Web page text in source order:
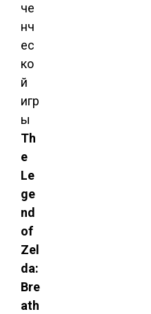
че
нч
ес
ко
й
игр
ы
Th
e
Le
ge
nd
of
Zel
da:
Bre
ath